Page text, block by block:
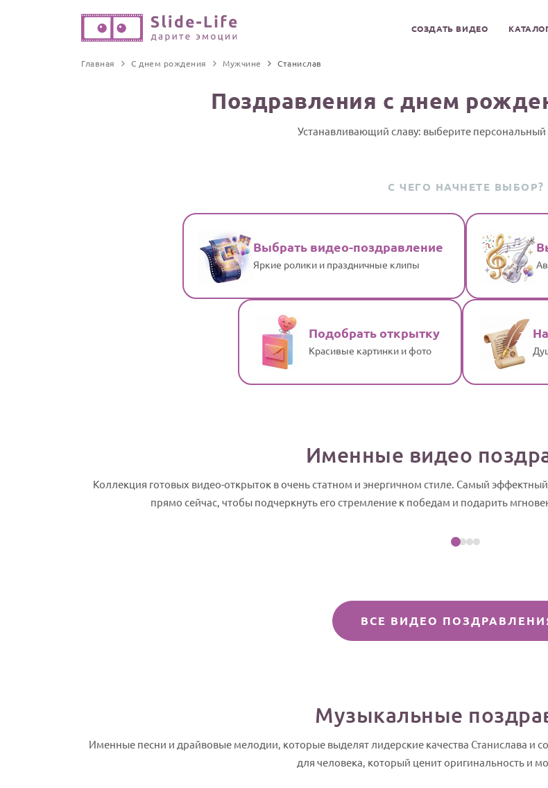
СОЗДАТЬ ВИДЕО
Главная С днем рождения Мужчине Станислав
Поздравления с днем
Устанавливающий славу: выберите персональный
С ЧЕГО НАЧНЕТЕ ВЫБОР?
Выбрать видео-поздравление
Яркие ролики и праздничные клипы
Подобрать открытку
Красивые картинки и фото
Именные видео
Коллекция готовых видео-открыток в очень статном и энергичном стиле. Самый
прямо сейчас, чтобы подчеркнуть его стремление к победам и подарить
Посмотреть пример
ВСЕ ВИДЕО
Музыкальные
Именные песни и драйвовые мелодии, которые выделят лидерские качества Станислава и
для человека, который ценит оригинальность и